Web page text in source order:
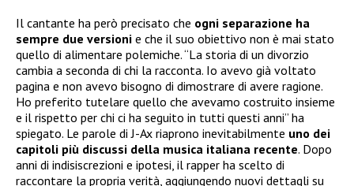
Il cantante ha però precisato che ogni separazione ha
sempre due versioni e che il suo obiettivo non è mai stato
quello di alimentare polemiche. “La storia di un divorzio
cambia a seconda di chi la racconta. Io avevo già voltato
pagina e non avevo bisogno di dimostrare di avere ragione.
Ho preferito tutelare quello che avevamo costruito insieme
e il rispetto per chi ci ha seguito in tutti questi anni” ha
spiegato. Le parole di J-Ax riaprono inevitabilmente uno dei
capitoli più discussi della musica italiana recente. Dopo
anni di indisiscrezioni e ipotesi, il rapper ha scelto di
raccontare la propria verità, aggiungendo nuovi dettagli su